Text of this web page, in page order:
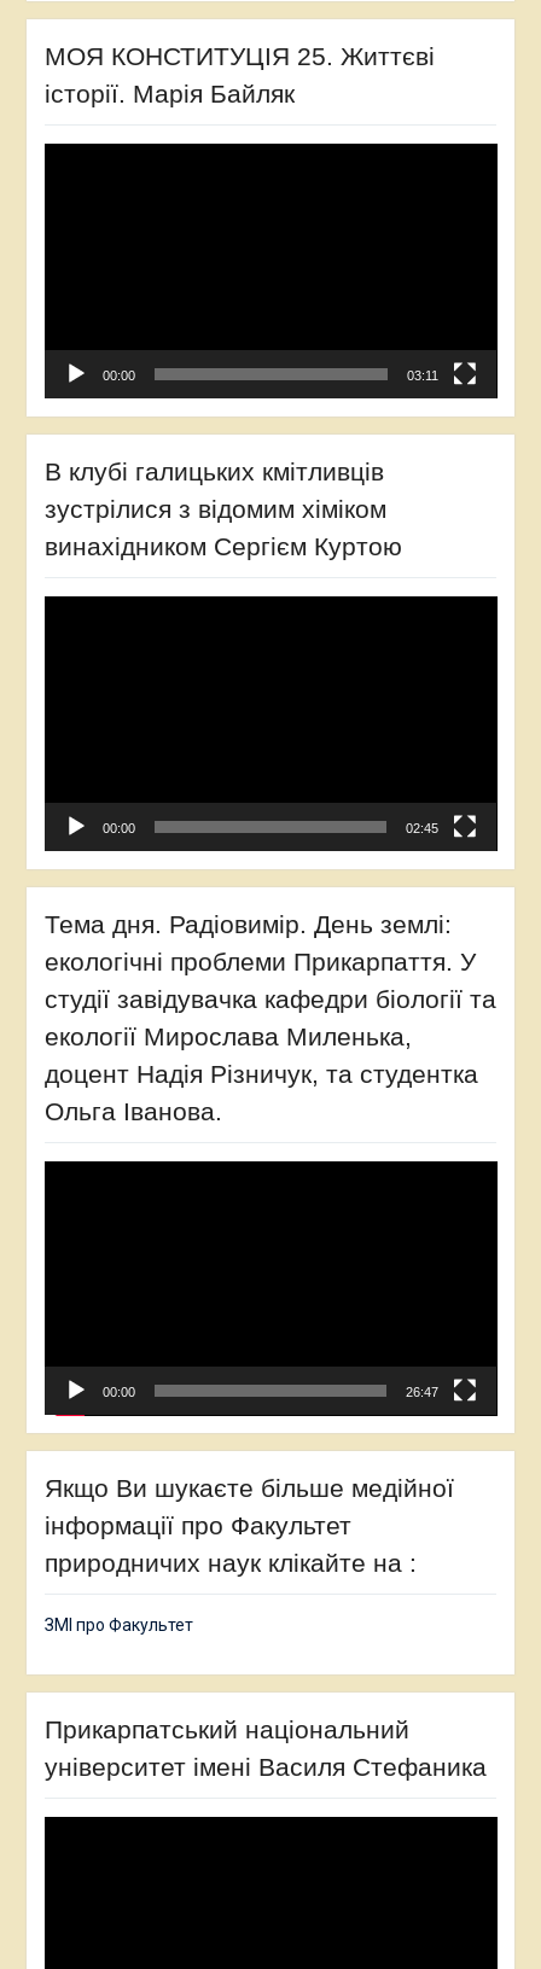
МОЯ КОНСТИТУЦІЯ 25. Життєві
історії. Марія Байляк
00:00 03:11
В клубі галицьких кмітливців
зустрілися з відомим хіміком
винахідником Сергієм Куртою
00:00 02:45
Тема дня. Радіовимір. День землі:
екологічні проблеми Прикарпаття. У
студії завідувачка кафедри біології та
екології Мирослава Миленька,
доцент Надія Різничук, та студентка
Ольга Іванова.
00:00 26:47
Якщо Ви шукаєте більше медійної
інформації про Факультет
природничих наук клікайте на :
ЗМІ про Факультет
Прикарпатський національний
університет імені Василя Стефаника